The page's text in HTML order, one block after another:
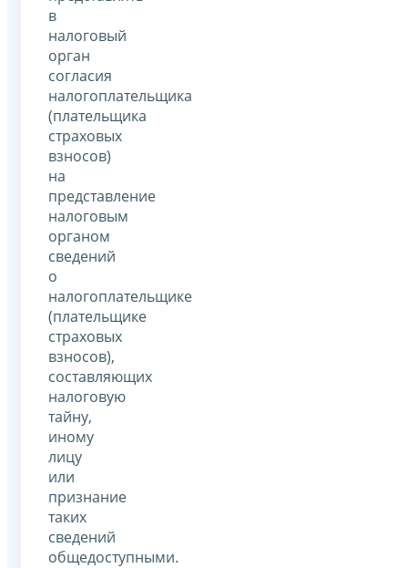
в
налоговый
орган
согласия
налогоплательщика
(плательщика
страховых
взносов)
на
представление
налоговым
органом
сведений
о
налогоплательщике
(плательщике
страховых
взносов),
составляющих
налоговую
тайну,
иному
лицу
или
признание
таких
сведений
общедоступными.